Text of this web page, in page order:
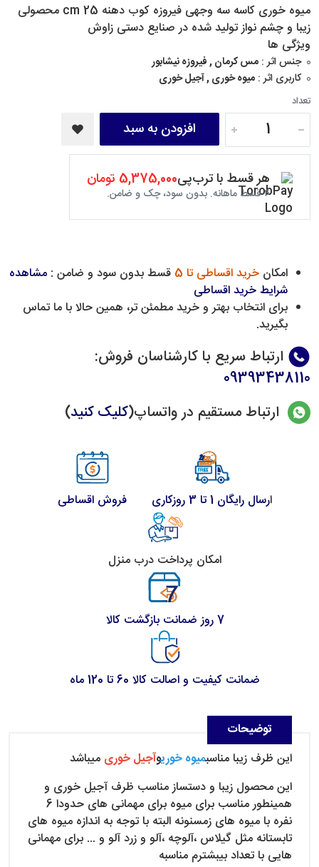
میوه خوری کاسه سه وجهی فیروزه کوب دهنه cm 25 محصولی
زیبا و چشم نواز تولید شده در صنایع دستی زاوش
ویژگی ها
جنس اثر : مس کرمان , فیروزه نیشابور
کاربری اثر : میوه خوری , آجیل خوری
تعداد
افزودن به سبد
هر قسط با ترب‌پی5,375,000 تومان
۴ قسط ماهانه. بدون سود، چک و ضامن.
امکان خرید اقساطی تا 5 قسط بدون سود و ضامن : مشاهده
شرایط خرید اقساطی
برای انتخاب بهتر و خرید مطمئن تر، همین حالا با ما تماس
بگیرید.
ارتباط سریع با کارشناسان فروش:
09393438110
ارتباط مستقیم در واتساپ(کلیک کنید)
ارسال رایگان 1 تا 3 روزکاری فروش اقساطی
امکان پرداخت درب منزل
7 روز ضمانت بازگشت کالا
ضمانت کیفیت و اصالت کالا 60 تا 120 ماه
توضیحات
این ظرف زیبا مناسبمیوه خوریوآجیل خوری میباشد
این محصول زیبا و دستساز مناسب ظرف آجیل خوری و
همینطور مناسب برای میوه برای مهمانی های حدودا 6
نفره با میوه های زمسنونه البته با توجه به اندازه میوه های
تابستانه مثل گیلاس ،آلوچه ،آلو و زرد آلو و ... برای مهمانی
هایی با تعداد بیبشترم مناسبه